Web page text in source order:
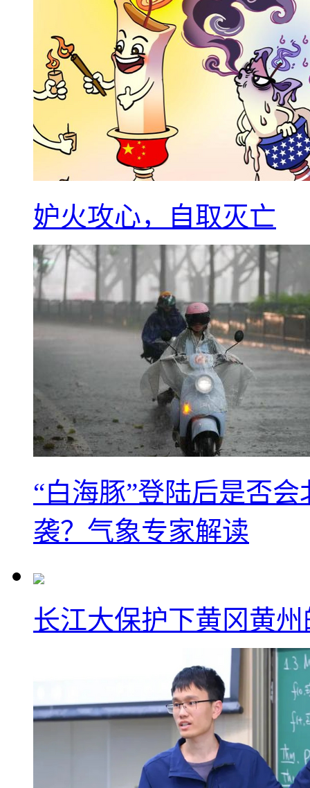
妒火攻心，自取灭亡
“白海豚”登陆后是否
袭？气象专家解读
长江大保护下黄冈黄